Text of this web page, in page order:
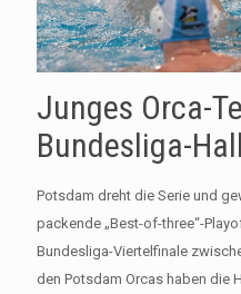
Junges Orca-
Bundesliga-
Potsdam dreht die Serie und
packende „Best-of-three“-
Bundesliga-Viertelfinale
den Potsdam Orcas haben die